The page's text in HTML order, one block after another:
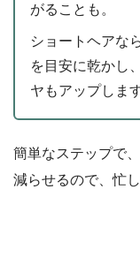
がることも。
ショートヘアな
を目安に乾かし
ヤもアップしま
簡単なステップで
減らせるので、忙